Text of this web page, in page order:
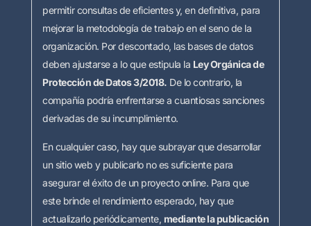
permitir consultas de eficientes y, en definitiva, para
mejorar la metodología de trabajo en el seno de la
organización. Por descontado, las bases de datos
deben ajustarse a lo que estipula la Ley Orgánica de
Protección de Datos 3/2018. De lo contrario, la
compañía podría enfrentarse a cuantiosas sanciones
derivadas de su incumplimiento.
En cualquier caso, hay que subrayar que desarrollar
un sitio web y publicarlo no es suficiente para
asegurar el éxito de un proyecto online. Para que
este brinde el rendimiento esperado, hay que
actualizarlo periódicamente, mediante la publicación